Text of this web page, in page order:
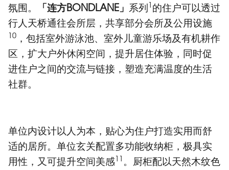
氛围。
「连方BONDLANE 」 系列1 的住户可以透过
行人天桥通往会所层，共享部分会所及公用设施
10 ，包括室外游泳池、室外儿童游乐场及有机耕作
区，扩大户外休闲空间，提升居住体验，同时促
进住户之间的交流与链接，塑造充满温度的生活
社群。
单位内设计以人为本，贴心为住户打造实用而舒
适的居所。单位玄关配置多功能收纳柜，极具实
用性，又可提升空间美感11 。厨柜配以天然木纹色